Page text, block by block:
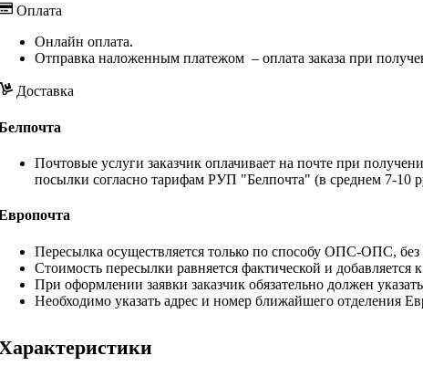
Оплата
Онлайн оплата.
Отправка наложенным платежом – оплата заказа при
Доставка
Почтовые услуги заказчик оплачивает на почте при
посылки согласно тарифам РУП "Белпочта" (в среднем 7-10
Пересылка осуществляется только по способу ОПС-ОПС, без
Стоимость пересылки равняется фактической и
При оформлении заявки заказчик обязательно должен
Необходимо указать адрес и номер ближайшего отделения